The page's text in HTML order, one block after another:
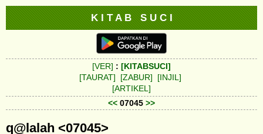
K I T A B S U C I
[VER] : [KITABSUCI]
[TAURAT]
[ZABUR]
[INJIL]
[ARTIKEL]
<< 07045 >>
q@lalah <07045>